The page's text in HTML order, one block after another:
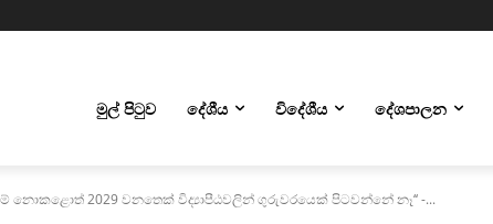
මුල් පිටුව දේශීය විදේශීය දේශපාලන
නොකළොත් 2029 වනතෙක් විද්‍යාපීඨවලින් ගුරුවරයෙක් පිටවන්නේ නෑ‘‘ -...